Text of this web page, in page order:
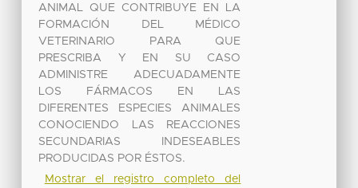
ANIMAL QUE CONTRIBUYE EN LA
FORMACIÓN DEL MÉDICO
VETERINARIO PARA QUE
PRESCRIBA Y EN SU CASO
ADMINISTRE ADECUADAMENTE
LOS FÁRMACOS EN LAS
DIFERENTES ESPECIES ANIMALES
CONOCIENDO LAS REACCIONES
SECUNDARIAS INDESEABLES
PRODUCIDAS POR ÉSTOS.
Mostrar el registro completo del